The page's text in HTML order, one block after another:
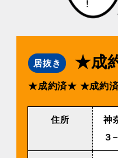
居抜き ★成
★成約済★ ★成約
住所
神
３